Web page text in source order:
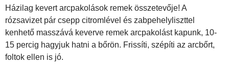
Házilag kevert arcpakolások remek összetevője! A
rózsavizet pár csepp citromlével és zabpehelyliszttel
kenhető masszává keverve remek arcpakolást kapunk, 10-
15 percig hagyjuk hatni a bőrön. Frissíti, szépíti az arcbőrt,
foltok ellen is jó.